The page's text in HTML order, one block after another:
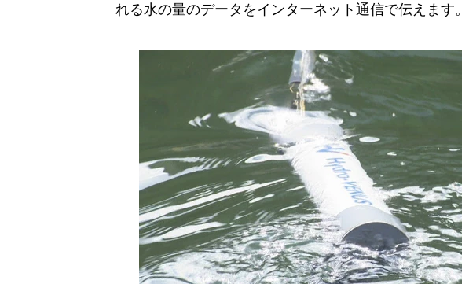
れる水の量のデータをインターネット通信で伝えます。